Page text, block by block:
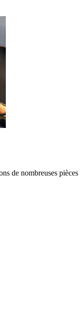
de nombreuses pièces